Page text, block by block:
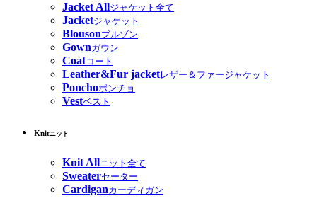
Jacket Allジャケット全て
Jacketジャケット
Blousonブルゾン
Gownガウン
Coatコート
Leather&Fur jacketレザー＆ファージャケット
Ponchoポンチョ
Vestベスト
Knitニット
Knit Allニット全て
Sweaterセーター
Cardiganカーディガン